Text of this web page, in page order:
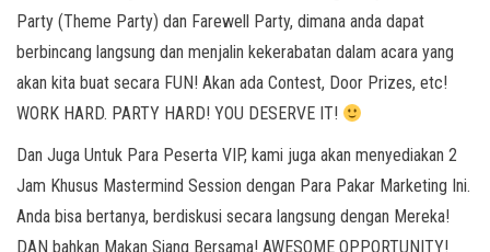
Party (Theme Party) dan Farewell Party, dimana anda dapat
berbincang langsung dan menjalin kekerabatan dalam acara yang
akan kita buat secara FUN! Akan ada Contest, Door Prizes, etc!
WORK HARD. PARTY HARD! YOU DESERVE IT!
Dan Juga Untuk Para Peserta VIP, kami juga akan menyediakan 2
Jam Khusus Mastermind Session dengan Para Pakar Marketing Ini.
Anda bisa bertanya, berdiskusi secara langsung dengan Mereka!
DAN bahkan Makan Siang Bersama! AWESOME OPPORTUNITY!